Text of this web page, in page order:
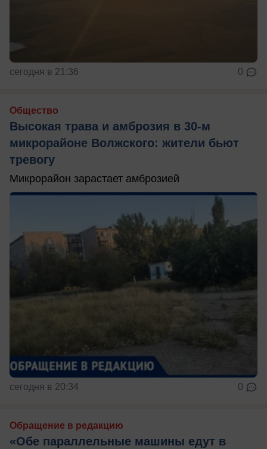
сегодня в 21:36 0
Общество
Высокая трава и амброзия в 30‑м
микрорайоне Волжского: жители бьют
тревогу
Микрорайон зарастает амброзией
сегодня в 20:34 0
Обращение в редакцию
«Обе параллельные машины едут в